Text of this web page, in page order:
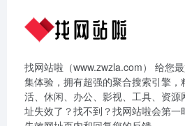
找网站啦（www.zwzla.com） 给您
集体验，拥有超强的聚合搜索引擎
活、休闲、办公、影视、工具、资
址失效了？找不到？找网站啦会第